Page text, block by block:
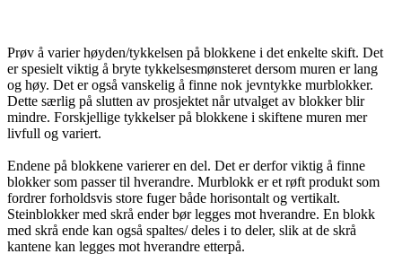
Prøv å varier høyden/tykkelsen på blokkene i det enkelte skift. Det
er spesielt viktig å bryte tykkelsesmønsteret dersom muren er lang
og høy. Det er også vanskelig å finne nok jevntykke murblokker.
Dette særlig på slutten av prosjektet når utvalget av blokker blir
mindre. Forskjellige tykkelser på blokkene i skiftene muren mer
livfull og variert.
Endene på blokkene varierer en del. Det er derfor viktig å finne
blokker som passer til hverandre. Murblokk er et røft produkt som
fordrer forholdsvis store fuger både horisontalt og vertikalt.
Steinblokker med skrå ender bør legges mot hverandre. En blokk
med skrå ende kan også spaltes/ deles i to deler, slik at de skrå
kantene kan legges mot hverandre etterpå.